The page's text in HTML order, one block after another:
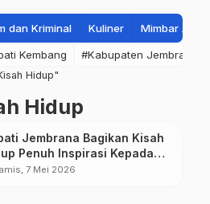
dan Kriminal Kuliner Mimbar
Kembang #Kabupaten Jembrana
Hidup"
Hidup
Jembrana Bagikan Kisah
Penuh Inspirasi Kepada
Anak Kurang Mampu
7 Mei 2026